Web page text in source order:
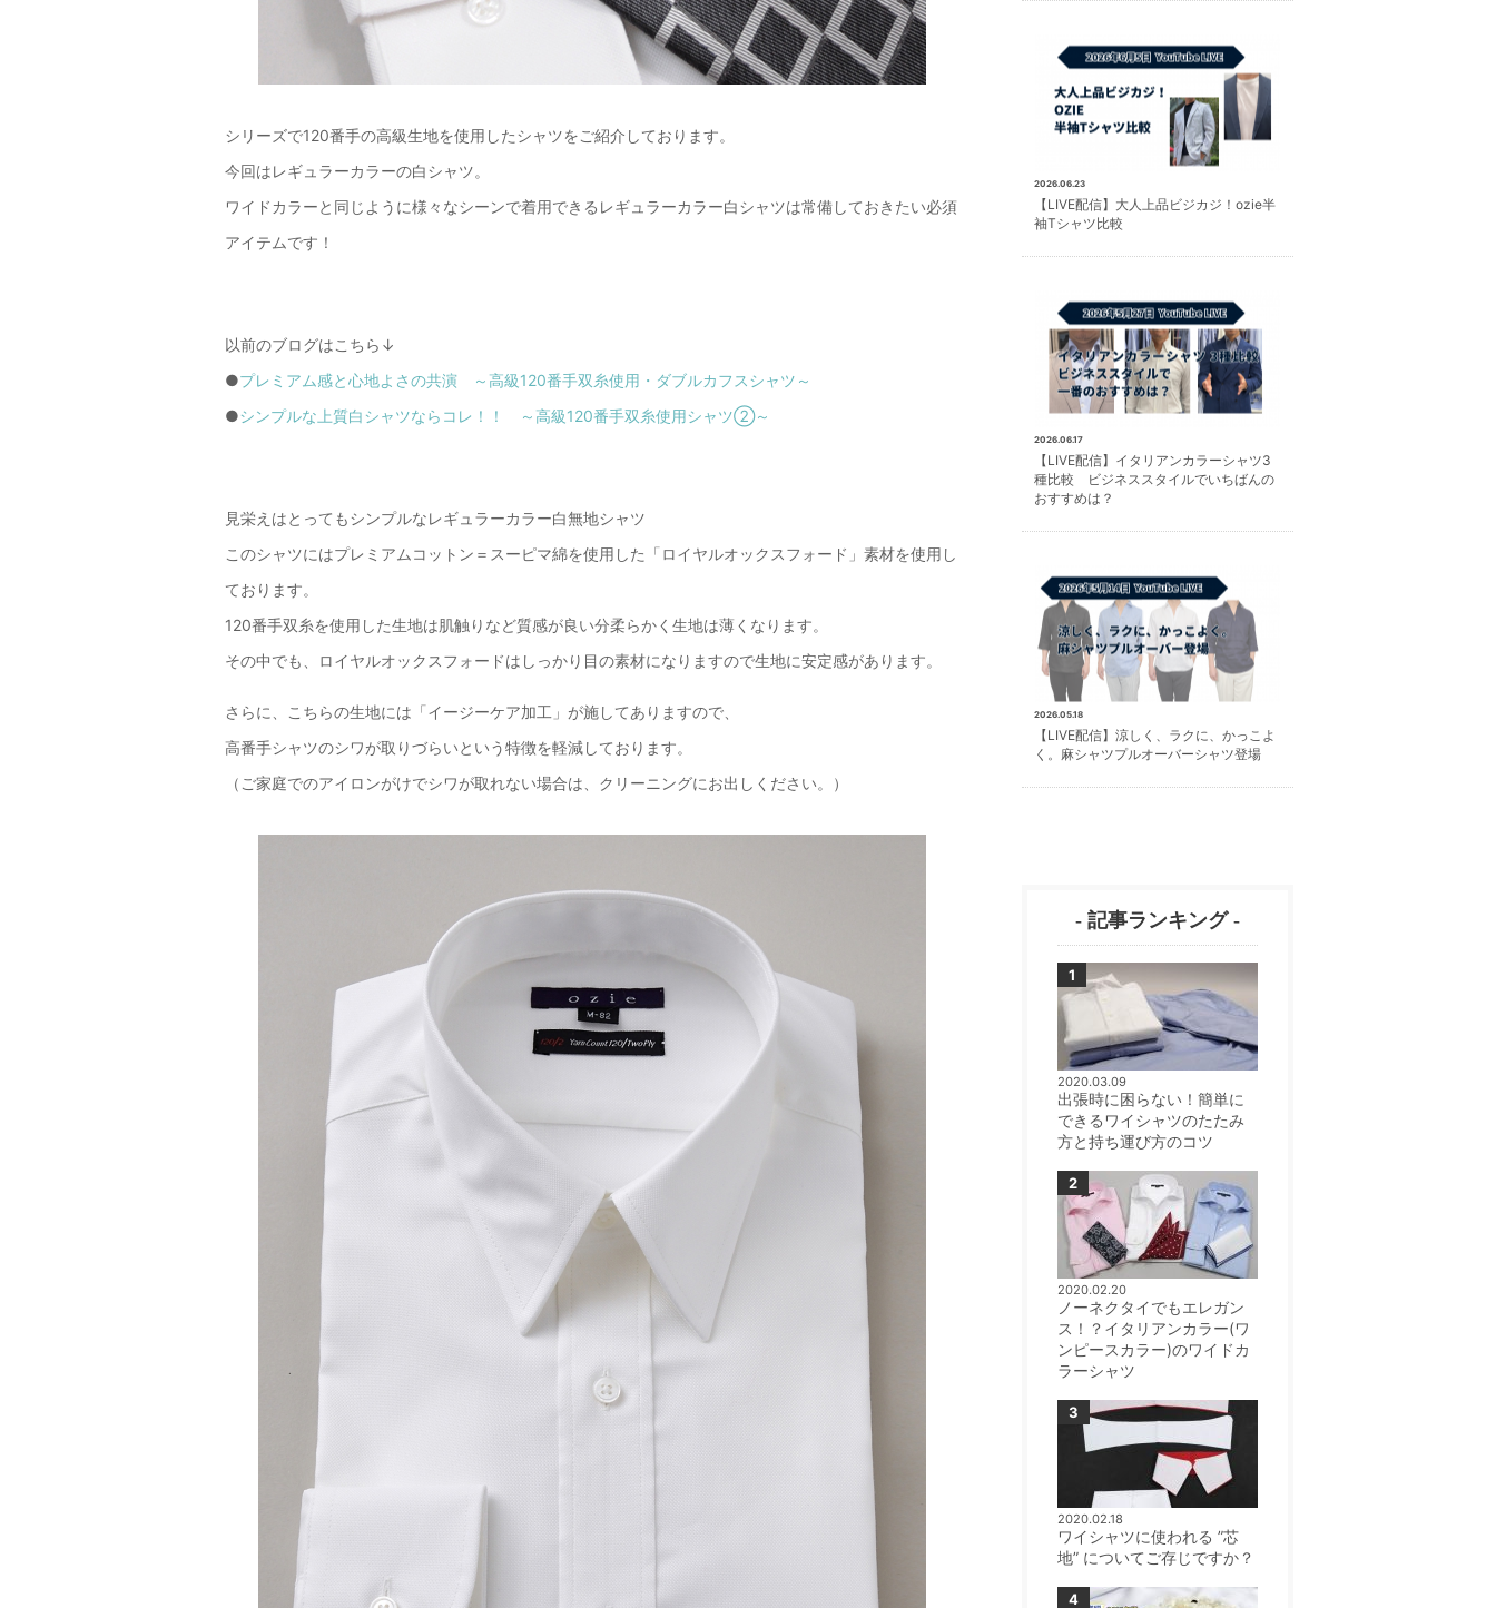
シリーズで120番手の高級生地を使用したシャツをご紹介しております。
今回はレギュラーカラーの白シャツ。
ワイドカラーと同じように様々なシーンで着用できるレギュラーカラー白シャツは常備しておきたい必須
アイテムです！
以前のブログはこちら↓
●プレミアム感と心地よさの共演 ～高級120番手双糸使用・ダブルカフスシャツ～
●シンプルな上質白シャツならコレ！！ ～高級120番手双糸使用シャツ②～
見栄えはとってもシンプルなレギュラーカラー白無地シャツ
このシャツにはプレミアムコットン＝スーピマ綿を使用した「ロイヤルオックスフォード」素材を使用し
ております。
120番手双糸を使用した生地は肌触りなど質感が良い分柔らかく生地は薄くなります。
その中でも、ロイヤルオックスフォードはしっかり目の素材になりますので生地に安定感があります。
さらに、こちらの生地には「イージーケア加工」が施してありますので、
高番手シャツのシワが取りづらいという特徴を軽減しております。
（ご家庭でのアイロンがけでシワが取れない場合は、クリーニングにお出しください。）
2026.06.23
【LIVE配信】大人上品ビジカジ！ozie半
袖Tシャツ比較
2026.06.17
【LIVE配信】イタリアンカラーシャツ3
種比較 ビジネススタイルでいちばんの
おすすめは？
2026.05.18
【LIVE配信】涼しく、ラクに、かっこよ
く。麻シャツプルオーバーシャツ登場
- 記事ランキング -
2020.03.09
出張時に困らない！簡単に
できるワイシャツのたたみ
方と持ち運び方のコツ
2020.02.20
ノーネクタイでもエレガン
ス！？イタリアンカラー(ワ
ンピースカラー)のワイドカ
ラーシャツ
2020.02.18
ワイシャツに使われる ”芯
地” についてご存じですか？